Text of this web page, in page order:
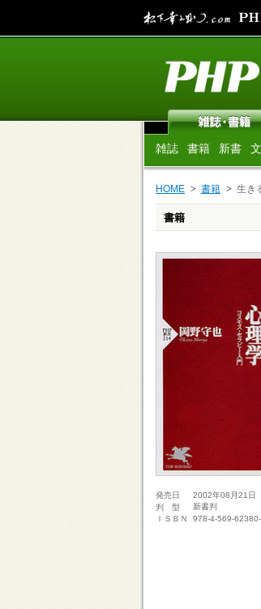
雑誌 書籍 新書
HOME 書籍 生き
書籍
発売日
2002年08月21日
判 型
新書判
ＩＳＢＮ
978-4-569-62380-